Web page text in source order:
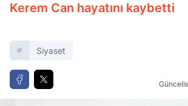
Kerem Can hayatını kaybetti
Siyaset